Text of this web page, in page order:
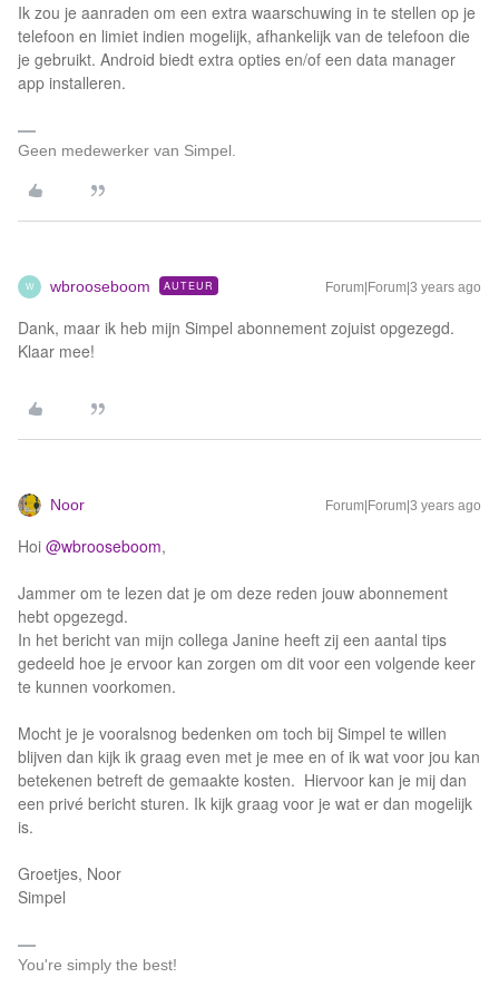
Ik zou je aanraden om een extra waarschuwing in te stellen op je
telefoon en limiet indien mogelijk, afhankelijk van de telefoon die
je gebruikt. Android biedt extra opties en/of een data manager
app installeren.
Geen medewerker van Simpel.
W wbrooseboom AUTEUR Forum|Forum|3 years ago
Dank, maar ik heb mijn Simpel abonnement zojuist opgezegd.
Klaar mee!
Noor Forum|Forum|3 years ago
Hoi @wbrooseboom,
Jammer om te lezen dat je om deze reden jouw abonnement
hebt opgezegd.
In het bericht van mijn collega Janine heeft zij een aantal tips
gedeeld hoe je ervoor kan zorgen om dit voor een volgende keer
te kunnen voorkomen.
Mocht je je vooralsnog bedenken om toch bij Simpel te willen
blijven dan kijk ik graag even met je mee en of ik wat voor jou kan
betekenen betreft de gemaakte kosten. Hiervoor kan je mij dan
een privé bericht sturen. Ik kijk graag voor je wat er dan mogelijk
is.
Groetjes, Noor
Simpel
You're simply the best!